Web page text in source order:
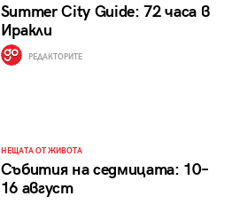
Summer City Guide: 72 часа в
Иракли
РЕДАКТОРИТЕ
НЕЩАТА ОТ ЖИВОТА
Събития на седмицата: 10–
16 август